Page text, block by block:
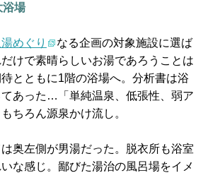
浴場
めぐり
なる企画の対象施設に選ば
けで素晴らしいお湯であろうことは
とともに1階の浴場へ。分析書は浴
あった…「単純温泉、低張性、弱ア
ちろん源泉かけ流し。
奥左側が男湯だった。脱衣所も浴室
な感じ。鄙びた湯治の風呂場をイメ